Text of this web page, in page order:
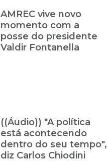
AMREC vive novo
momento com a
posse do presidente
Valdir Fontanella
((Áudio)) "A política
está acontecendo
dentro do seu tempo",
diz Carlos Chiodini